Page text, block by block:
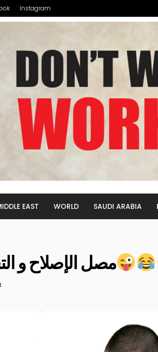
Instagram
EAST WORLD SAUDI ARABIA
مصل الإصلاح و